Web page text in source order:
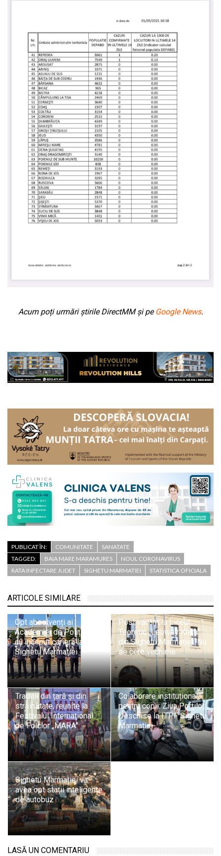
Acum poți urmări știrile DirectMM și pe Google News.
PUBLICAT ÎN: COMUNITATE
SANATATE
TAGGED:
BAIA MARE MARAMURES
NOUL CORONAVIRUS
RATA INFECTARE JUDET
SIGHETU MARMATIEI STATISTICA OFICIALA
ARTICOLE SIMILARE
Opt absolvenți ai
Academiei de Poliție și-
au început cariera la ITPF
Sighetu Marmației
Post vacant la Liceul
Teoretic „Leowey Klara”
din Sighetu Marmației. Nu
se cere vechime
Tradiții din țară și din
străinătate, reunite la
Festivalul Internațional
de Folclor „MARA”
Colaborare instituțională
pentru copii: Ziua Porților
Deschise la ITPF Sighetu
Marmației
Sighetu Marmației va
avea opt stații inteligente
de autobuz
LASĂ UN COMENTARIU